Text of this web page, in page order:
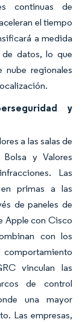
continuas de
el tiempo
a medida
de datos, lo que
regionales
y
a las salas de
y Valores
Las
en primas a las
de paneles de
Apple con Cisco
con los
comportamiento
vinculan las
de control
una mayor
Las empresas,